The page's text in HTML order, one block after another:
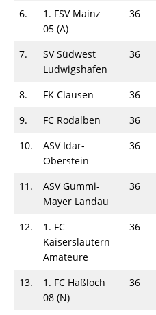
6.
1. FSV Mainz
05 (A)
36
7.
SV Südwest
Ludwigshafen
36
8. FK Clausen 36
9.
FC Rodalben 36
10.
ASV Idar-
Oberstein
36
11.
ASV Gummi-
Mayer Landau
36
12.
1. FC
Kaiserslautern
Amateure
36
13.
1. FC Haßloch
08 (N)
36